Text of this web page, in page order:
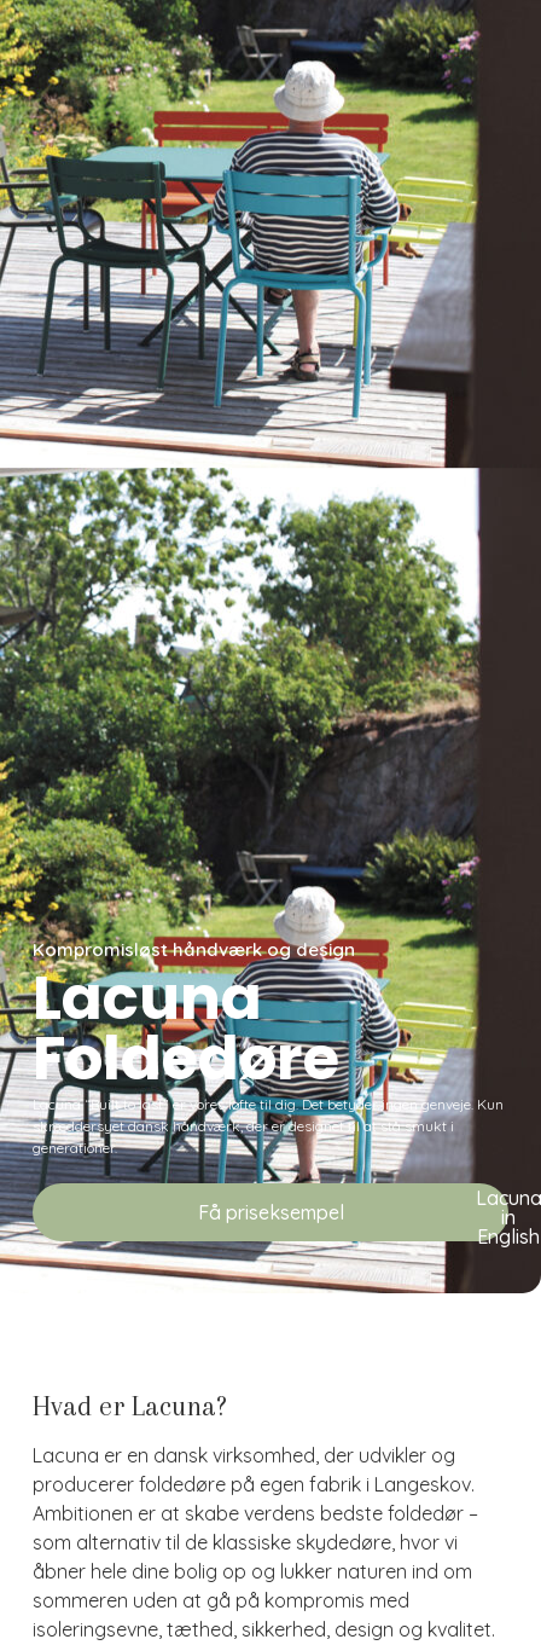
Kompromisløst håndværk og design
Lacuna
Foldedøre
Lacuna “Built to last” er vores løfte til dig. Det betyder ingen genveje. Kun
skræddersyet dansk håndværk, der er designet til at stå smukt i
generationer.
Få priseksempel
Lacuna
in
English
Hvad er Lacuna?
Lacuna er en dansk virksomhed, der udvikler og
producerer foldedøre på egen fabrik i Langeskov.
Ambitionen er at skabe verdens bedste foldedør –
som alternativ til de klassiske skydedøre, hvor vi
åbner hele dine bolig op og lukker naturen ind om
sommeren uden at gå på kompromis med
isoleringsevne, tæthed, sikkerhed, design og kvalitet.